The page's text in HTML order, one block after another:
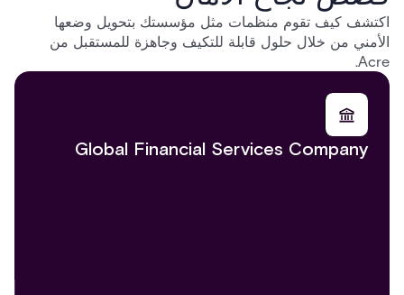
اكتشف كيف تقوم منظمات مثل مؤسستك بتحويل وضعها
الأمني من خلال حلول قابلة للتكيف وجاهزة للمستقبل من
Acre.
Global Financial Services Company